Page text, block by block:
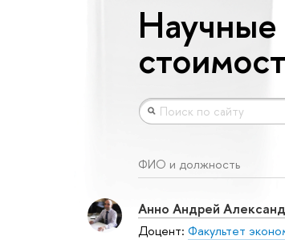
ФИО и должность
Анно Андрей
Доцент: Факультет